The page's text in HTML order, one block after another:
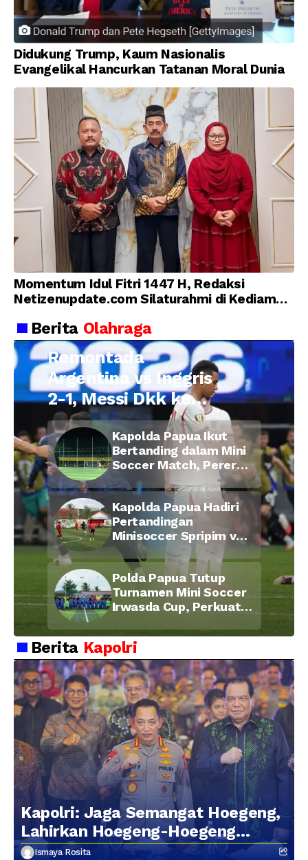
Didukung Trump, Kaum Nasionalis
Evangelikal Hancurkan Tatanan Moral Dunia
Momentum Idul Fitri 1447 H, Redaksi
Netizenupdate.com Silaturahmi di Kediaman
Berita Olahraga
Remontada
Argentina vs Inggris
2-1, Messi Dkk ke
Final Piala Dunia
2026
Kapolda Papua Ikut
Bertanding dalam Mini
Soccer Match, Pererat
Kebersamaan Personel
di Bulan Ramadan
Kapolda Papua Hadiri
Pertandingan
Minisoccer Spripim vs
Bid Propam, Pererat
Soliditas dan
Kebersamaan Personel
Polda Papua Tutup
Turnamen Mini Soccer
Irwasda Cup, Perkuat
Kebersamaan Personel
Berita Kapolri
Kapolri: Jaga Semangat Hoegeng,
Lahirkan Hoegeng-Hoegeng
Berikutnya
Ismaya Rosita